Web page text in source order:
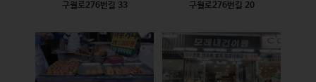
구월로276번길 33
구월로276번길 20